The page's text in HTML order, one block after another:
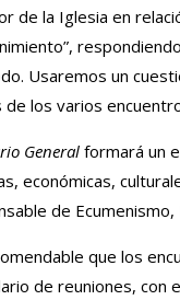
de la Iglesia en
Usaremos un
los varios
General formará un
económicas,
de Ecumenismo,
que los
de reuniones, con